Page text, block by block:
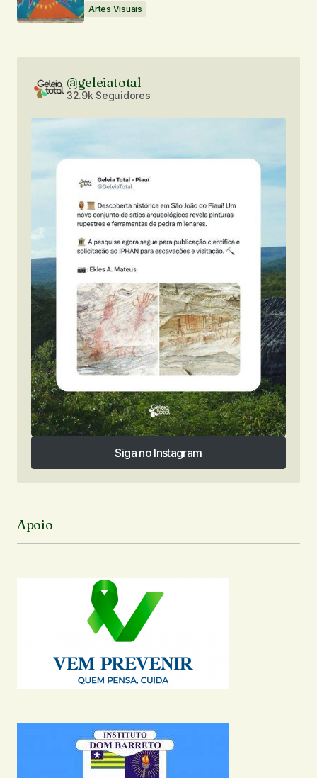
Artes Visuais
@geleiatotal
32.9k Seguidores
Siga no Instagram
Siga no Instagram
Apoio